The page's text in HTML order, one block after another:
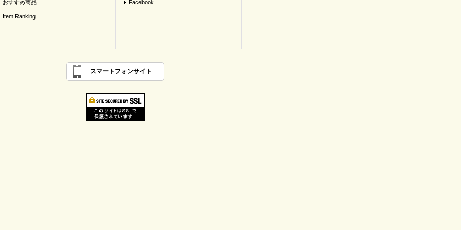
おすすめ商品
Item Ranking
Facebook
スマートフォンサイト